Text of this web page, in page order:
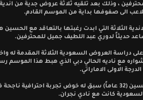
، وذلك بعد تلقيه ثلاثة عروض جدية من اندية
الى صفوفها بداية من الموسم القادم.
الثلاثة التي ابدت رغبتها بالتعاقد مع الحسين
حديثاً لدوري عبد اللطيف جميل للمحترفين.
دراسة العروض السعودية الثلاثة المقدمة له
مع ناديه الحالي دبي الذي هبط هذا الموسم
الاولى الاماراتي.
وتجدر الاشارة هنا الى ان لاعبنا جهاد الحسين (32 عاماً) سبق له خوض تجربة احترافية
السعودية كانت مع نادي نجران.